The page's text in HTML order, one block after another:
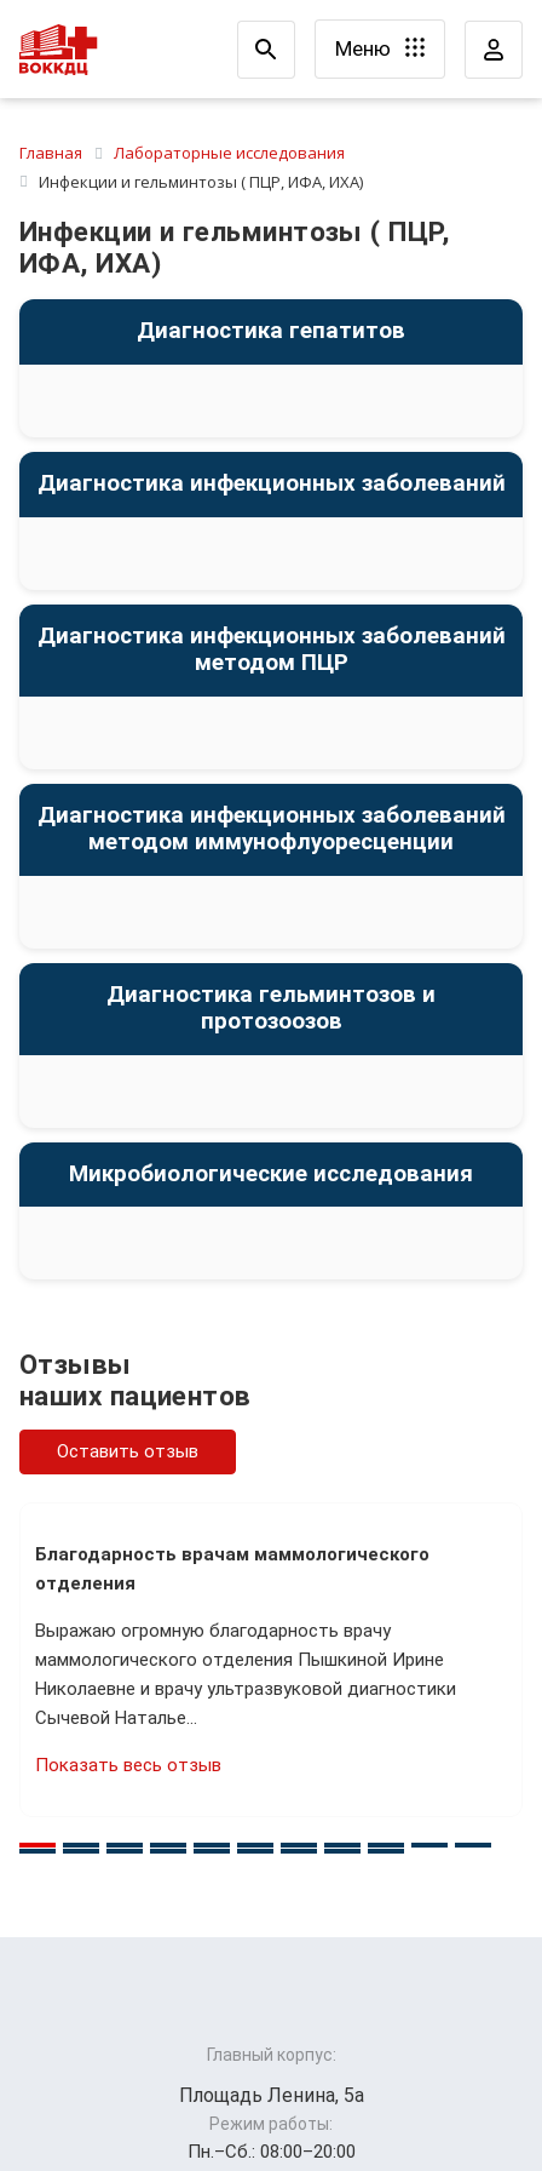
Меню
Главная
Лабораторные исследования
Инфекции и гельминтозы ( ПЦР, ИФА, ИХА)
Инфекции и гельминтозы ( ПЦР,
ИФА, ИХА)
Диагностика гепатитов
Диагностика инфекционных заболеваний
Диагностика инфекционных заболеваний
методом ПЦР
Диагностика инфекционных заболеваний
методом иммунофлуоресценции
Диагностика гельминтозов и
протозоозов
Микробиологические исследования
Отзывы
наших пациентов
Оставить отзыв
Благодарность врачам маммологического
отделения
Выражаю огромную благодарность врачу
маммологического отделения Пышкиной Ирине
Николаевне и врачу ультразвуковой диагностики
Сычевой Наталье…
Показать весь отзыв
Главный корпус:
Площадь Ленина, 5а
Режим работы:
Пн.–Cб.: 08:00–20:00